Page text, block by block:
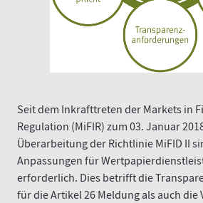
Seit dem Inkrafttreten der Markets in
Regulation (MiFIR) zum 03. Januar
Überarbeitung der Richtlinie MiFID II
Anpassungen für
erforderlich. Dies betrifft die
für die Artikel 26 Meldung als auch die